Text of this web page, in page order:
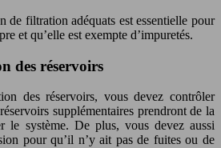
de filtration adéquats est essentielle pour
et qu’elle est exempte d’impuretés.
des réservoirs
des réservoirs, vous devez contrôler
supplémentaires prendront de la
le système. De plus, vous devez aussi
pour qu’il n’y ait pas de fuites ou de